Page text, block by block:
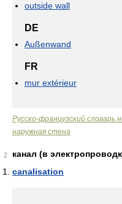
outside wall
DE
Außenwand
FR
mur extérieur
Русско-французский
наружная стена
2
канал (в
canalisation